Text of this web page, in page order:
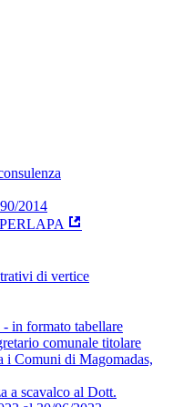
2014
di vertice
in formato tabellare
comunale titolare
i Comuni di Magomadas,
a scavalco al Dott.